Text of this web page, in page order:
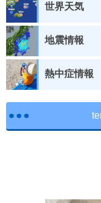
世界天気
地震情報
熱中症情報